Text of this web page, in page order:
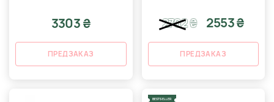
3303 ₴
ПРЕДЗАКАЗ
2702₴ 2553 ₴
ПРЕДЗАКАЗ
BESTSELLER